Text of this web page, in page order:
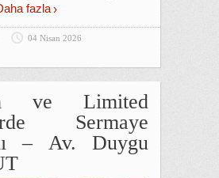
fazla
04 Nisan 2026
ve Limited
Sermaye
– Av. Duygu